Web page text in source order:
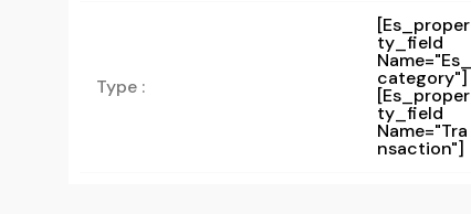
Type :
[es_proper
Ty_field
Name="es_
Category"]
[es_proper
Ty_field
Name="tra
Nsaction"]